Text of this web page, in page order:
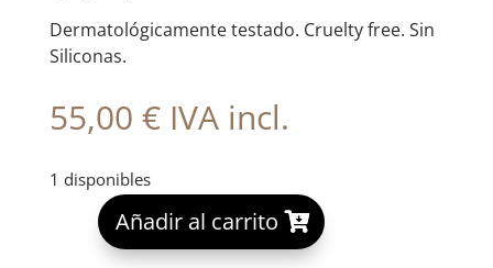
Dermatológicamente testado. Cruelty free. Sin
Siliconas.
55,00 € IVA incl.
1 disponibles
Añadir al carrito
A